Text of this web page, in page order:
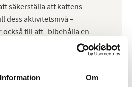
Information Om
säkerställa att kattens
dess aktivitetsnivå –
till att bibehålla en
att innekatter ägnar mycket
Tack vare de specifika kostfibrer
katten svalt följer med